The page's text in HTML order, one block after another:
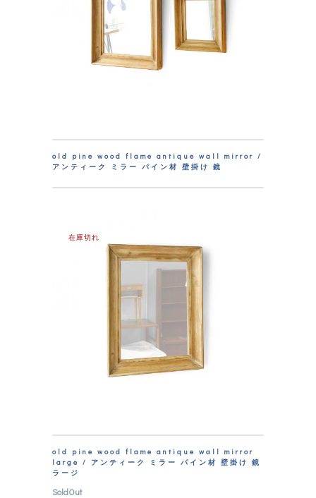
old pine wood flame antique wall mirror /
アンティーク ミラー パイン材 壁掛け 鏡
在庫切れ
old pine wood flame antique wall mirror
large / アンティーク ミラー パイン材 壁掛け 鏡
ラージ
SoldOut